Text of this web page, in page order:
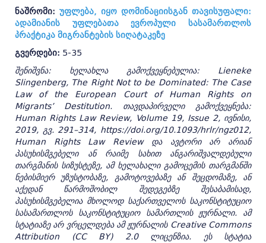
ნაშრომი:უფლება, იყო დომინაციისგან თავისუფალი:
ადამიანის უფლებათა ევროპული სასამართლოს
პრაქტიკა მიგრანტების სიღატაკეზე
გვერდები: 5-35
შენიშვნა: ხელახლა გამოქვეყნებულია: Lieneke
Slingenberg, The Right Not to be Dominated: The Case
Law of the European Court of Human Rights on
Migrants’ Destitution. თავდაპირველი გამოქვეყნება:
Human Rights Law Review, Volume 19, Issue 2, ივნისი,
2019, გვ. 291–314, https://doi.org/10.1093/hrlr/ngz012,
Human Rights Law Review და ავტორი არ არიან
პასუხისმგებელი ან რაიმე სახით ანგარიშვალდებული
თარგმანის სიზუს­ტეზე, ამ ხელახალი გამოცემის თარგმანში
ნებისმიერ უზუსტობაზე, გამოტოვებაზე ან შეცდომაზე, ან
აქედან წარმო­­შობილ შედეგებზე შესაბამისად,
პასუხისმგებელია მხოლოდ საქართველოს საკონსტიტუციო
სასამარ­თლოს საკონსტიტუციო სამართლის ჟურნალი. ამ
სტატიაზე არ ვრცელდება ამ ჟურნალის Creative Commons
Attribution (CC BY) 2.0 ლიცენზია. ეს სტატია